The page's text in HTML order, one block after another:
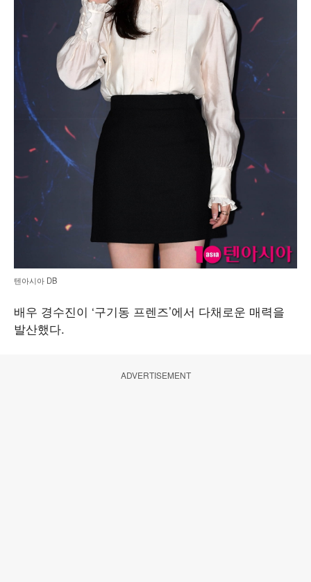
텐아시아 DB
배우 경수진이 ‘구기동 프렌즈’에서 다채로운 매력을
발산했다.
ADVERTISEMENT